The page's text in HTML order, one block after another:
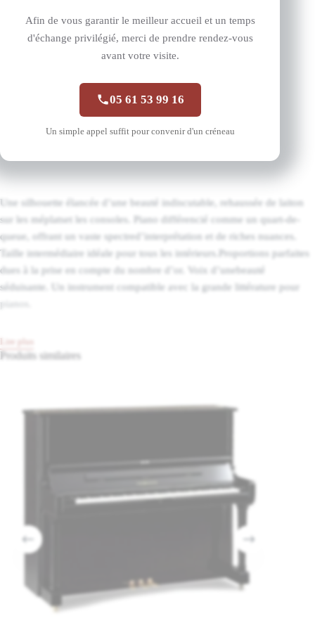
Afin de vous garantir le meilleur accueil et un temps
d'échange privilégié, merci de prendre rendez-vous
avant votre visite.
05 61 53 99 16
Un simple appel suffit pour convenir d'un créneau
Description
À propos des marques
Une silhouette élancée d’une beauté indiscutable, rehaussée de laiton
sur les méplatset les consoles. Piano différencié comme un quart-de-
queue, offrant un vaste spectred’interprétation et de riches nuances.
Taille intermédiaire idéale pour tous les intérieurs.Proportions parfaites
dues à la prise en compte du nombre d’or. Voix d’unebeauté
séduisante. Un instrument compatible avec la grande littérature pour
pianos.
Lire plus
Produits similaires